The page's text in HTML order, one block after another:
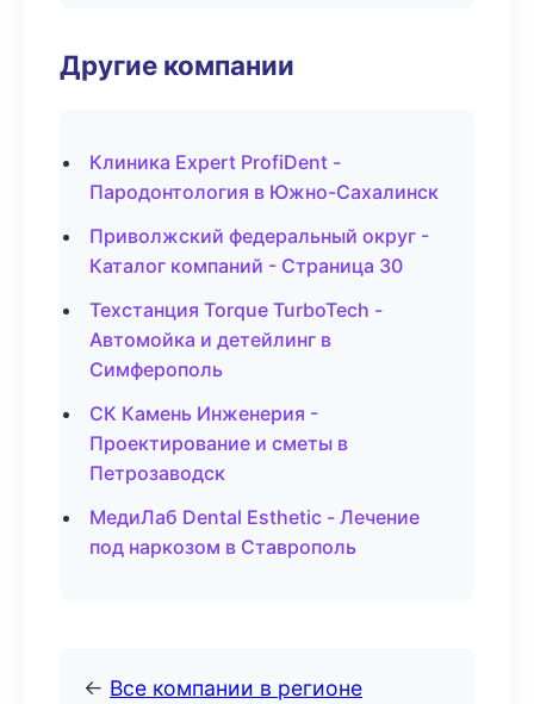
Другие компании
Клиника Expert ProfiDent -
Пародонтология в Южно-Сахалинск
Приволжский федеральный округ -
Каталог компаний - Страница 30
Техстанция Torque TurboTech -
Автомойка и детейлинг в
Симферополь
СК Камень Инженерия -
Проектирование и сметы в
Петрозаводск
МедиЛаб Dental Esthetic - Лечение
под наркозом в Ставрополь
← Все компании в регионе